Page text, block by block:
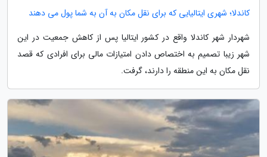
کاندلا؛ شهری ایتالیایی که برای نقل مکان به آن به شما پول می دهند
شهردار شهر کاندلا واقع در کشور ایتالیا پس از کاهش جمعیت در این
شهر زیبا تصمیم به اختصاص دادن امتیازات مالی برای افرادی که قصد
نقل مکان به این منطقه را دارند، گرفت.